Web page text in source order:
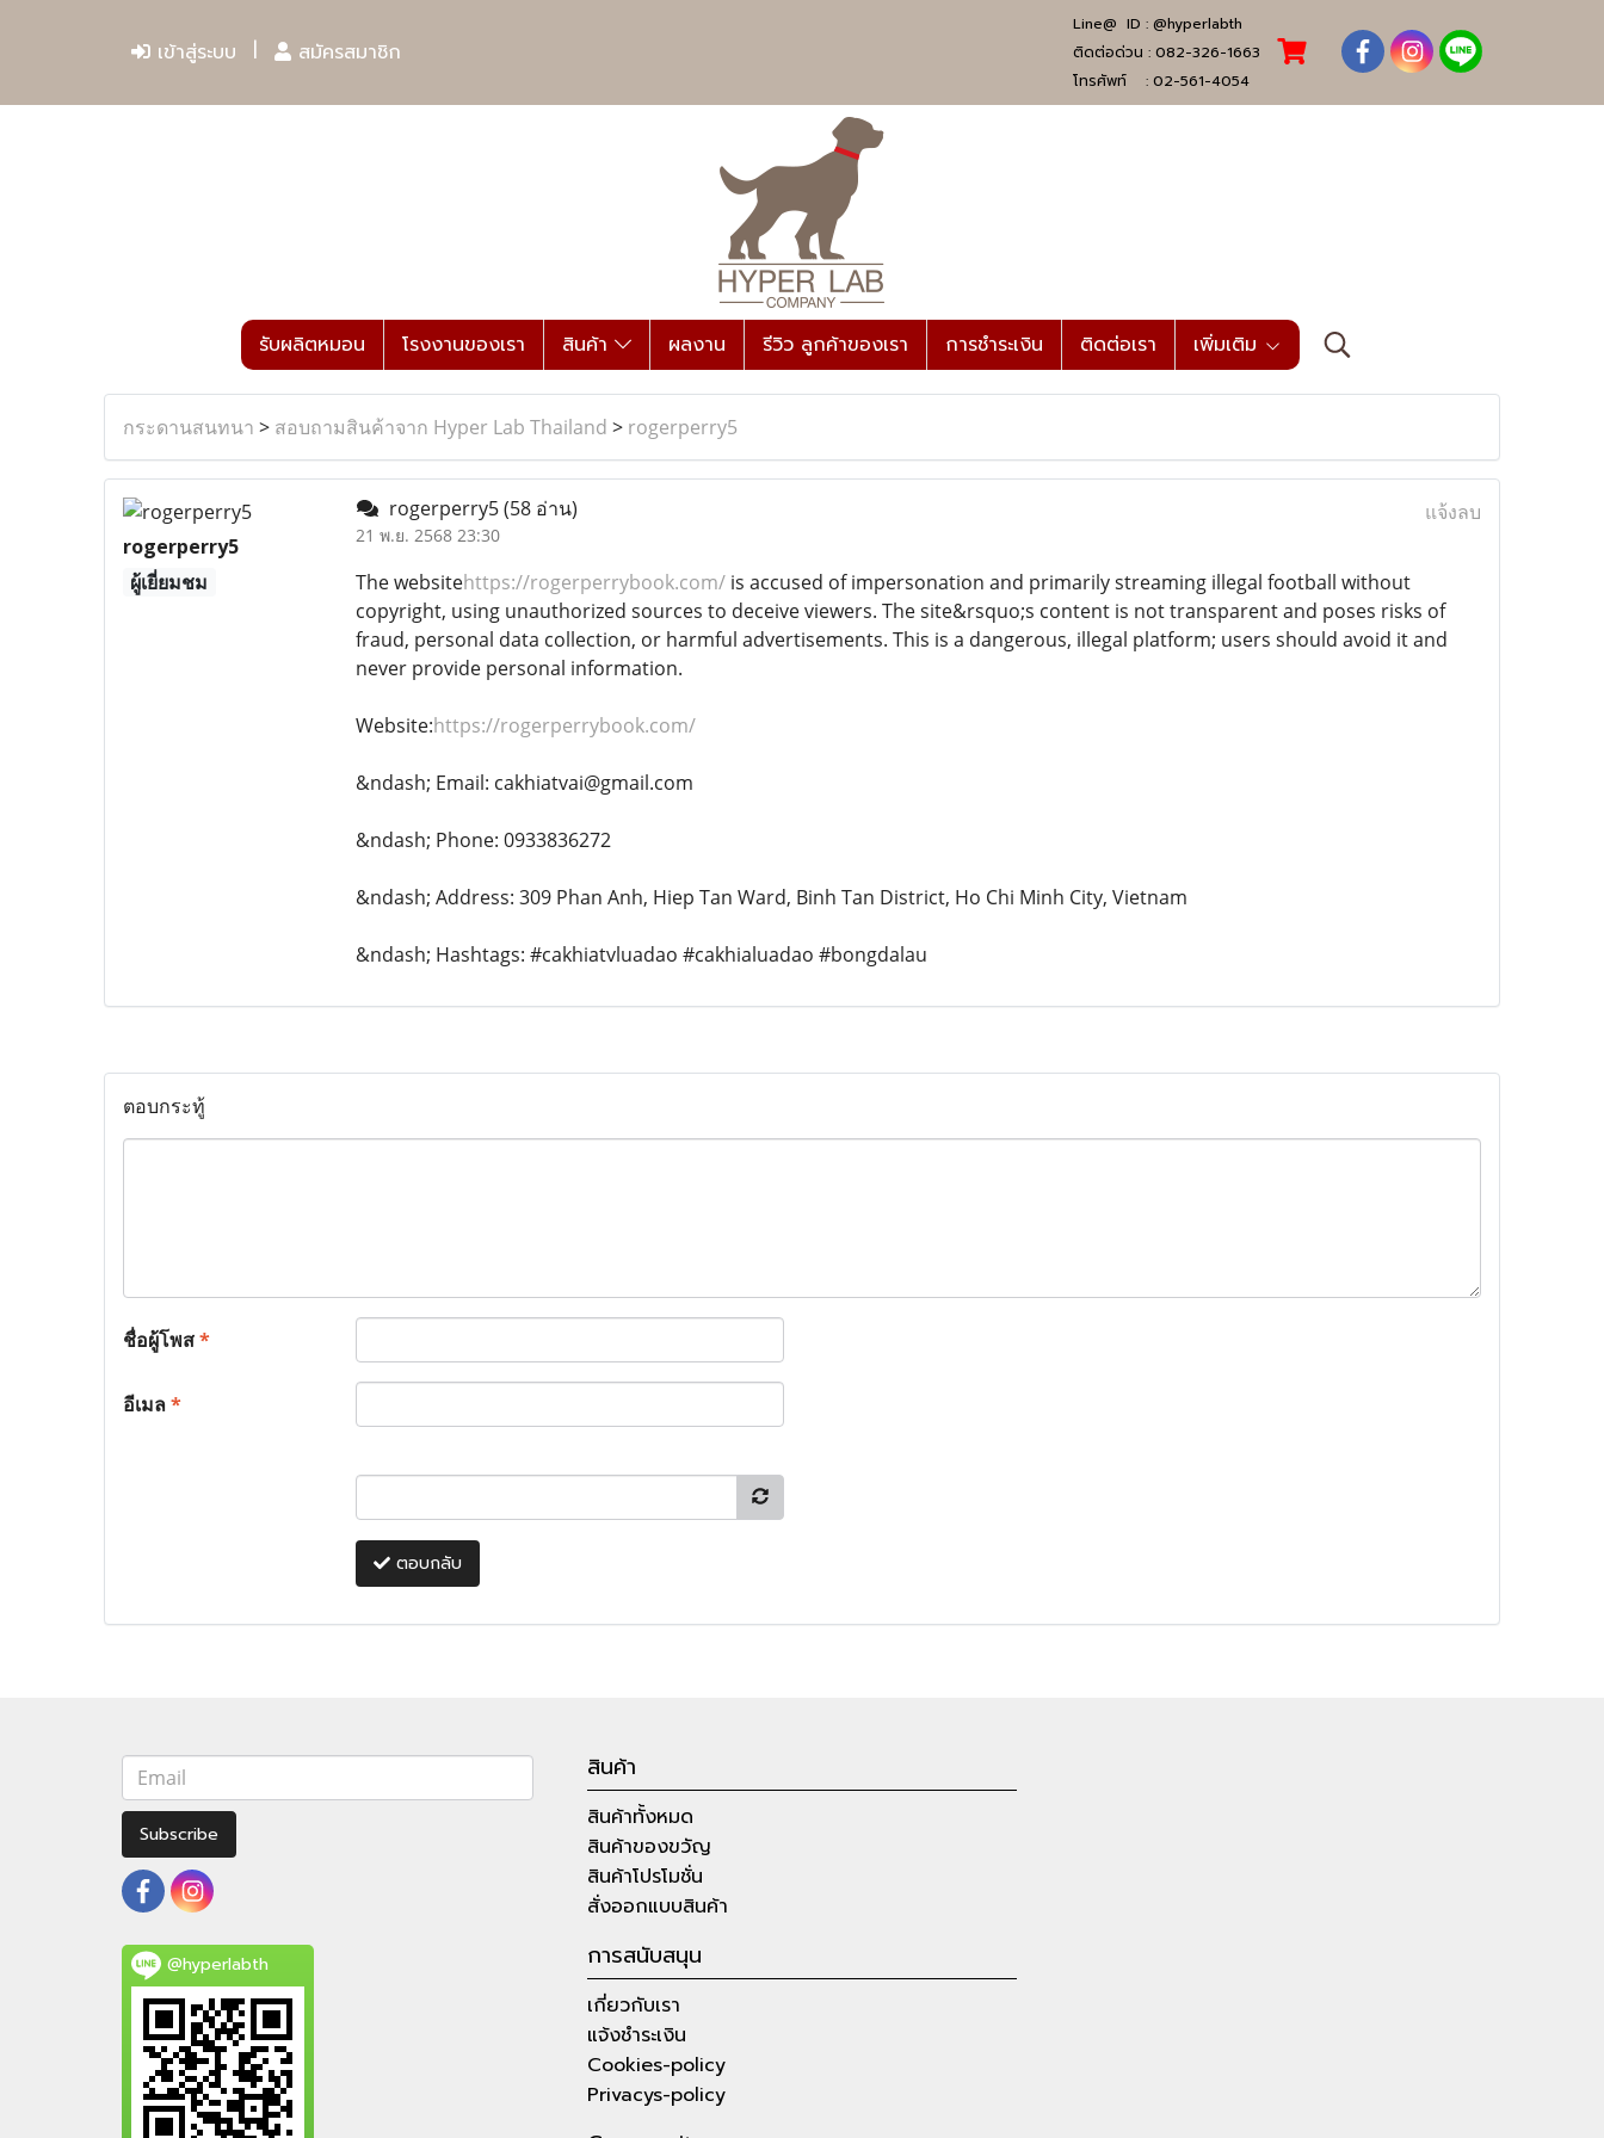
เข้าสู่ระบบ สมัครสมาชิก
Line@ ID : @hyperlabth
ติดต่อด่วน : 082-326-1663
โทรศัพท์ : 02-561-4054
รับผลิตหมอน โรงงานของเรา สินค้า ผลงาน รีวิว ลูกค้าของเรา การชำระเงิน ติดต่อเรา เพิ่มเติม
กระดานสนทนา > สอบถามสินค้าจาก Hyper Lab Thailand > rogerperry5
rogerperry5
ผู้เยี่ยมชม
rogerperry5(58 อ่าน)
21 พ.ย. 2568 23:30
แจ้งลบ
The websitehttps://rogerperrybook.com/is accused of impersonation and primarily streaming illegal football without
copyright, using unauthorized sources to deceive viewers. The site&rsquo;s content is not transparent and poses risks of
fraud, personal data collection, or harmful advertisements. This is a dangerous, illegal platform; users should avoid it and
never provide personal information.
Website:https://rogerperrybook.com/
&ndash; Email: cakhiatvai@gmail.com
&ndash; Phone: 0933836272
&ndash; Address: 309 Phan Anh, Hiep Tan Ward, Binh Tan District, Ho Chi Minh City, Vietnam
&ndash; Hashtags: #cakhiatvluadao #cakhialuadao #bongdalau
ตอบกระทู้
ชื่อผู้โพส*
อีเมล*
ตอบกลับ
Subscribe
@hyperlabth
สินค้า
สินค้าทั้งหมด
สินค้าของขวัญ
สินค้าโปรโมชั่น
สั่งออกแบบสินค้า
การสนับสนุน
เกี่ยวกับเรา
แจ้งชำระเงิน
Cookies-policy
Privacys-policy